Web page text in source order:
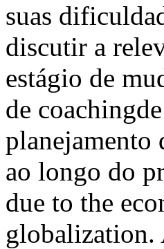
suas
discutir a
estágio de
de
planejamento
ao longo do
due to the
globalization.